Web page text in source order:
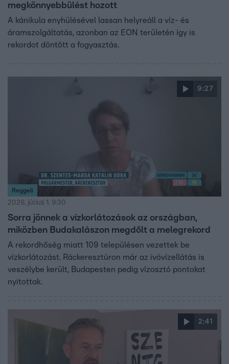
megkönnyebbülést hozott
A kánikula enyhülésével lassan helyreáll a víz- és
áramszolgáltatás, azonban az EON területén így is
rekordot döntött a fogyasztás.
9:27
Reggeli
2026. július 1. 9:30
Sorra jönnek a vízkorlátozások az országban,
miközben Budakalászon megdőlt a melegrekord
A rekordhőség miatt 109 településen vezettek be
vízkorlátozást. Ráckeresztúron már az ivóvízellátás is
veszélybe került, Budapesten pedig vízosztó pontokat
nyitottak.
2:41